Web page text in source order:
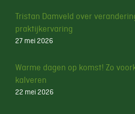
Tristan Damveld over
praktijkervaring
27 mei 2026
Warme dagen op komst! Zo
kalveren
22 mei 2026